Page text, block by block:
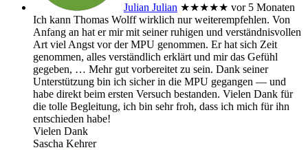
Julian Julian ★★★★★ vor 5 Monaten
Ich kann Thomas Wolff wirklich nur weiterempfehlen. Von
Anfang an hat er mir mit seiner ruhigen und verständnisvollen
Art viel Angst vor der MPU genommen. Er hat sich Zeit
genommen, alles verständlich erklärt und mir das Gefühl
gegeben, … Mehrgut vorbereitet zu sein. Dank seiner
Unterstützung bin ich sicher in die MPU gegangen — und
habe direkt beim ersten Versuch bestanden. Vielen Dank für
die tolle Begleitung, ich bin sehr froh, dass ich mich für ihn
entschieden habe!
Vielen Dank
Sascha Kehrer